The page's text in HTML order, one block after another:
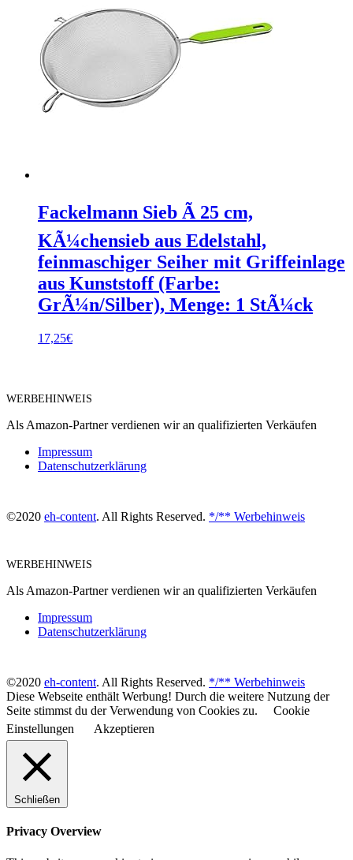
Fackelmann Sieb Ã 25 cm,
KÃ¼chensieb aus Edelstahl,
feinmaschiger Seiher mit Griffeinlage
aus Kunststoff (Farbe:
GrÃ¼n/Silber), Menge: 1 StÃ¼ck
17,25€
WERBEHINWEIS
Als Amazon-Partner verdienen wir an qualifizierten Verkäufen
Impressum
Datenschutzerklärung
©2020 eh-content. All Rights Reserved. */** Werbehinweis
WERBEHINWEIS
Als Amazon-Partner verdienen wir an qualifizierten Verkäufen
Impressum
Datenschutzerklärung
©2020 eh-content. All Rights Reserved. */** Werbehinweis
Diese Webseite enthält Werbung! Durch die weitere Nutzung der
Seite stimmst du der Verwendung von Cookies zu.
Cookie
Einstellungen
Akzeptieren
Schließen
Privacy Overview